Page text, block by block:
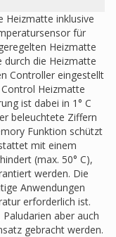
Heizmatte inklusive
für
Heizmatte
durch die Heizmatte
Controller eingestellt
Heizmatte
ist dabei in 1° C
beleuchtete Ziffern
Funktion schützt
mit einem
(max. 50° C),
werden. Die
Anwendungen
erforderlich ist.
aber auch
gebracht werden.